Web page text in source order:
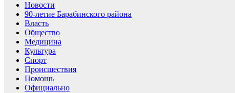
Новости
90-летие Барабинского района
Власть
Общество
Медицина
Культура
Спорт
Происшествия
Помошь
Официально